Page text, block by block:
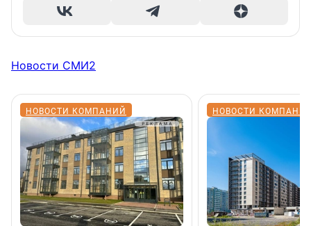
Новости СМИ2
НОВОСТИ КОМПАНИЙ НОВОСТИ